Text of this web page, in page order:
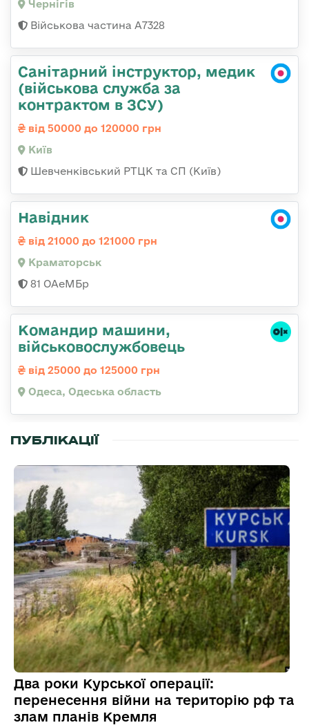
Чернігів
Військова частина А7328
Санітарний інструктор, медик
(військова служба за
контрактом в ЗСУ)
від 50000 до 120000 грн
Київ
Шевченківський РТЦК та СП (Київ)
Навідник
від 21000 до 121000 грн
Краматорськ
81 ОАеМБр
Командир машини,
військовослужбовець
від 25000 до 125000 грн
Одеса, Одеська область
ПУБЛІКАЦІЇ
Два роки Курської операції:
перенесення війни на територію рф та
злам планів Кремля